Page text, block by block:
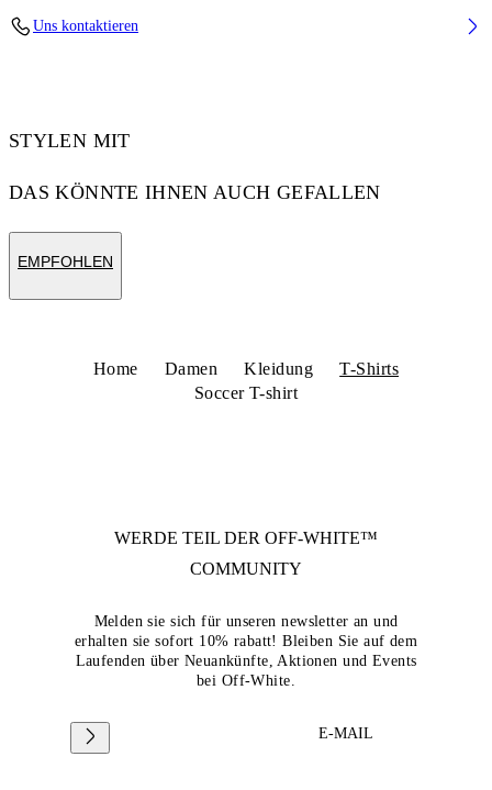
Uns kontaktieren
STYLEN MIT
DAS KÖNNTE IHNEN AUCH GEFALLEN
EMPFOHLEN
Home Damen Kleidung
T-Shirts
Soccer T-shirt
WERDE TEIL DER OFF-WHITE™
COMMUNITY
Melden sie sich für unseren newsletter an und
erhalten sie sofort 10% rabatt! Bleiben Sie auf dem
Laufenden über Neuankünfte, Aktionen und Events
bei Off-White.
E-MAIL